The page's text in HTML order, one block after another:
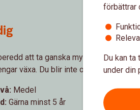
att ta ganska mycket risk för
växa. Du blir inte orolig när
Medel
Gärna minst 5 år
förbättrar
Du kan
under din